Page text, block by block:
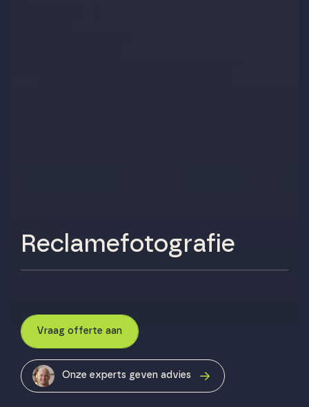
Reclamefotografie
Vraag offerte aan
Onze experts geven advies